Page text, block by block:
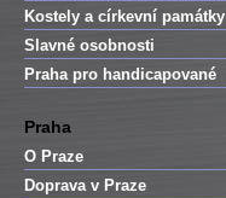
Kostely a církevní památky
Slavné osobnosti
Praha pro handicapované
Praha
O Praze
Doprava v Praze